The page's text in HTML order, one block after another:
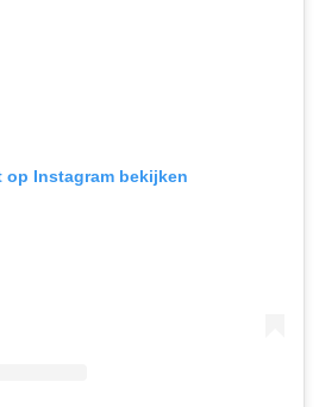
op Instagram bekijken